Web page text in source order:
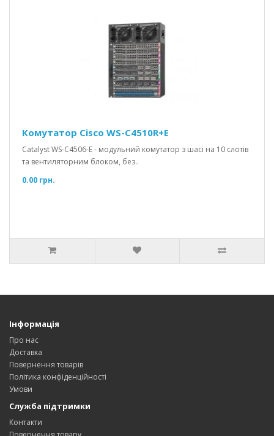
Комутатор Cisco WS-C4510R+E
Catalyst WS-C4506-E - модульний комутатор з шасі на 10 слотів
та вентиляторним блоком, без..
0.00 грн.
Інформація
Про нас
Доставка
Повернення товарів
Політика конфіденційності
Умови
Служба підтримки
Контакти